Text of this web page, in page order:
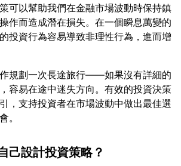
可以幫助我們在金融市場波動時保持鎮
作而造成潛在損失。在一個瞬息萬變的
投資行為容易導致非理性行為，進而增
規劃一次長途旅行——如果沒有詳細的
容易在途中迷失方向。有效的投資決策
，支持投資者在市場波動中做出最佳選
己設計投資策略？